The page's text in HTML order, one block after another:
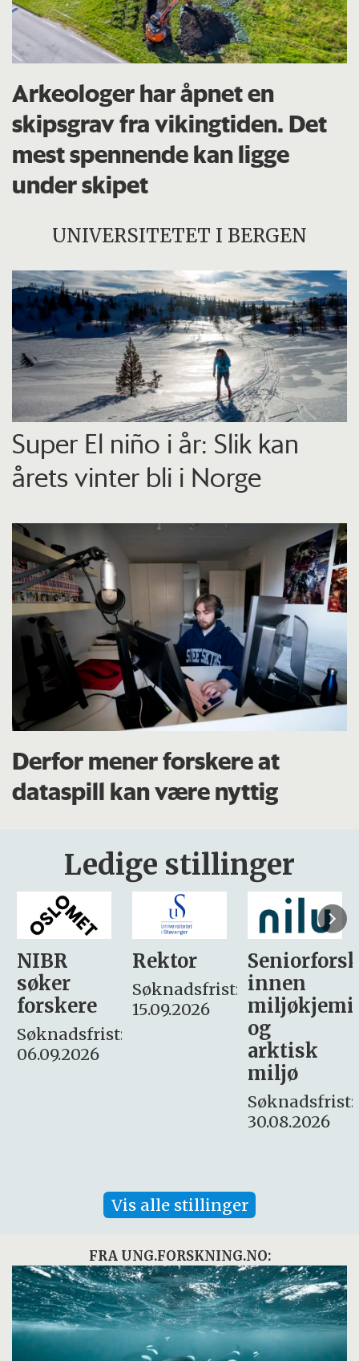
Arkeologer har åpnet en
skipsgrav fra vikingtiden. Det
mest spennende kan ligge
under skipet
UNIVERSITETET I BERGEN
Super El niño i år: Slik kan
årets vinter bli i Norge
Derfor mener forskere at
dataspill kan være nyttig
Ledige stillinger
Rektor
Søknadsfrist:
15.09.2026
Seniorforsker
innen
miljøkjemi
søker
– fast
Søknadsfrist:
16. august.
Vis alle stillinger
FRA UNG.FORSKNING.NO: